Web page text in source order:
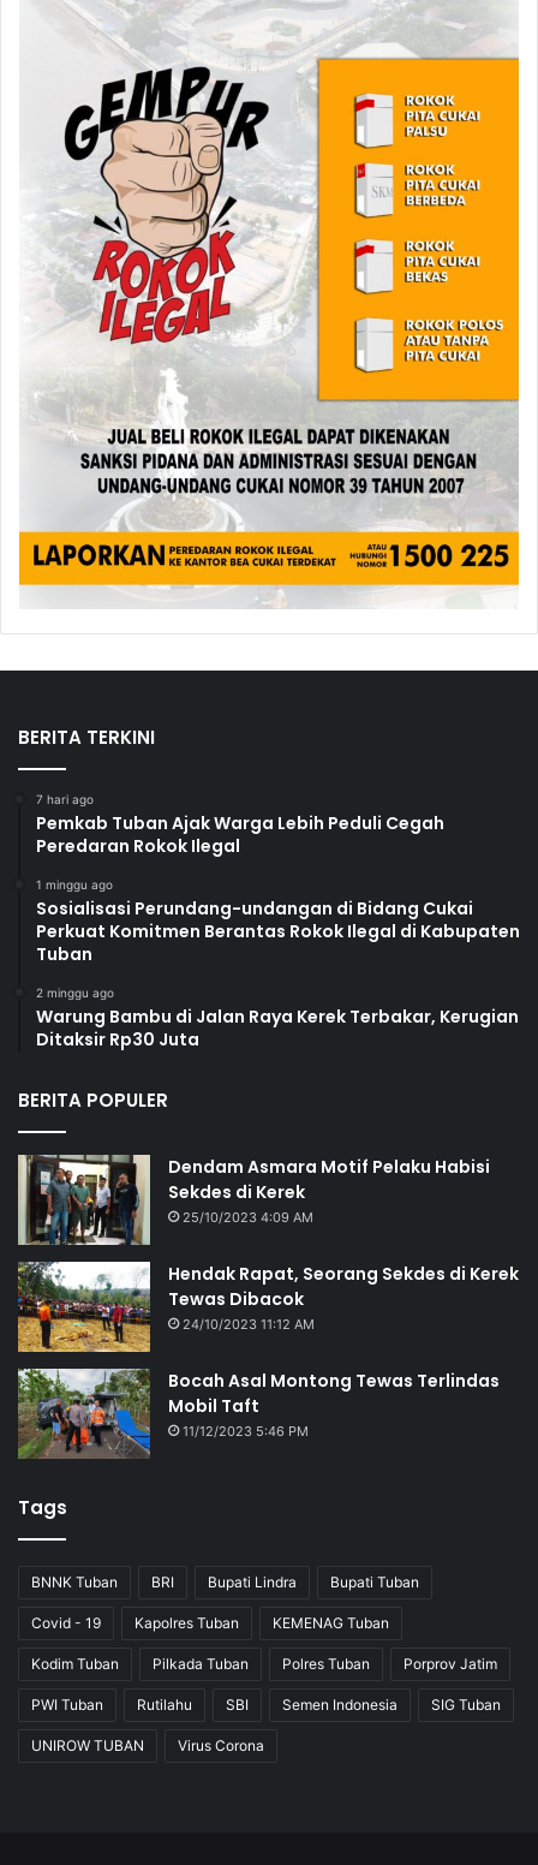
BERITA TERKINI
7 hari ago
Pemkab Tuban Ajak Warga Lebih Peduli Cegah
Peredaran Rokok Ilegal
1 minggu ago
Sosialisasi Perundang-undangan di Bidang Cukai
Perkuat Komitmen Berantas Rokok Ilegal di Kabupaten
Tuban
2 minggu ago
Warung Bambu di Jalan Raya Kerek Terbakar, Kerugian
Ditaksir Rp30 Juta
BERITA POPULER
Dendam Asmara Motif Pelaku Habisi
Sekdes di Kerek
25/10/2023 4:09 AM
Hendak Rapat, Seorang Sekdes di Kerek
Tewas Dibacok
24/10/2023 11:12 AM
Bocah Asal Montong Tewas Terlindas
Mobil Taft
11/12/2023 5:46 PM
Tags
BNNK Tuban BRI Bupati Lindra Bupati Tuban
Covid - 19 Kapolres Tuban KEMENAG Tuban
Kodim Tuban Pilkada Tuban Polres Tuban Porprov Jatim
PWI Tuban Rutilahu SBI Semen Indonesia SIG Tuban
UNIROW TUBAN Virus Corona